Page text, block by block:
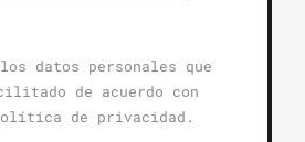
datos personales que
de acuerdo con
de privacidad.